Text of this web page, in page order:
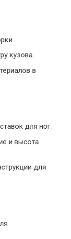
кузова.
в
для ног.
и высота
для